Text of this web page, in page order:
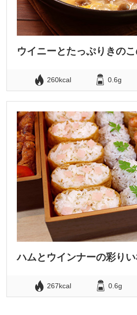
ウイニーとたっぷりきの
260kcal 0.6g
ハムとウインナーの彩りい
267kcal 0.6g